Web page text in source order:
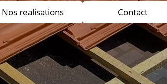
Nos realisations Contact